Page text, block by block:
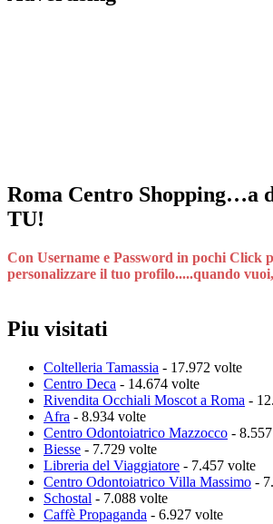
Roma Centro Shopping…a
TU!
Con Username e Password in pochi Click
personalizzare il tuo profilo.....quando
Piu visitati
Coltelleria Tamassia - 17.972 volte
Centro Deca - 14.674 volte
Rivendita Occhiali Moscot a Roma -
Afra - 8.934 volte
Centro Odontoiatrico Mazzocco -
Biesse - 7.729 volte
Libreria del Viaggiatore - 7.457 volte
Centro Odontoiatrico Villa Massimo -
Schostal - 7.088 volte
Caffè Propaganda - 6.927 volte